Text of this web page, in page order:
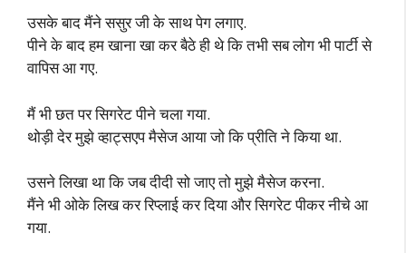
उसके बाद मैंने ससुर जी के साथ पेग लगाए.
पीने के बाद हम खाना खा कर बैठे ही थे कि तभी सब लोग भी पार्टी से
वापिस आ गए.
मैं भी छत पर सिगरेट पीने चला गया.
थोड़ी देर मुझे व्हाट्सएप मैसेज आया जो कि प्रीति ने किया था.
उसने लिखा था कि जब दीदी सो जाए तो मुझे मैसेज करना.
मैंने भी ओके लिख कर रिप्लाई कर दिया और सिगरेट पीकर नीचे आ
गया.